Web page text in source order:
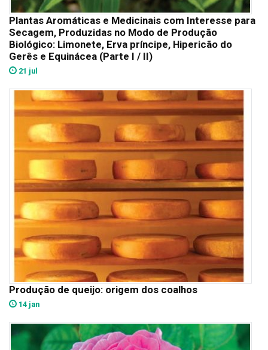
Plantas Aromáticas e Medicinais com Interesse para
Secagem, Produzidas no Modo de Produção
Biológico: Limonete, Erva príncipe, Hipericão do
Gerês e Equinácea (Parte I / II)
21 jul
Produção de queijo: origem dos coalhos
14 jan